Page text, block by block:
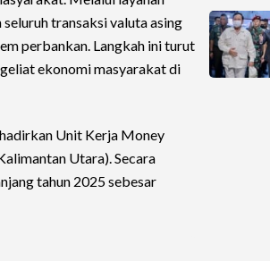
transaksi valuta asing
perbankan. Langkah ini turut
ekonomi masyarakat di
Unit Kerja Money
Utara). Secara
tahun 2025 sebesar